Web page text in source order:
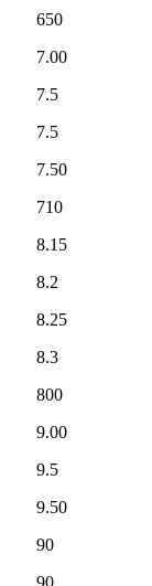
650
7.00
7.5
7.5
7.50
710
8.15
8.2
8.25
8.3
800
9.00
9.5
9.50
90
90